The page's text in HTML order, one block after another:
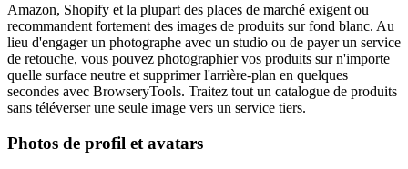
Amazon, Shopify et la plupart des places de marché exigent ou
recommandent fortement des images de produits sur fond blanc. Au
lieu d'engager un photographe avec un studio ou de payer un service
de retouche, vous pouvez photographier vos produits sur n'importe
quelle surface neutre et supprimer l'arrière-plan en quelques
secondes avec BrowseryTools. Traitez tout un catalogue de produits
sans téléverser une seule image vers un service tiers.
Photos de profil et avatars